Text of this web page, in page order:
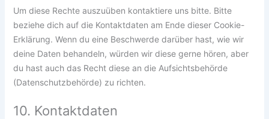
Um diese Rechte auszuüben kontaktiere uns bitte. Bitte
beziehe dich auf die Kontaktdaten am Ende dieser Cookie-
Erklärung. Wenn du eine Beschwerde darüber hast, wie wir
deine Daten behandeln, würden wir diese gerne hören, aber
du hast auch das Recht diese an die Aufsichtsbehörde
(Datenschutzbehörde) zu richten.
10. Kontaktdaten